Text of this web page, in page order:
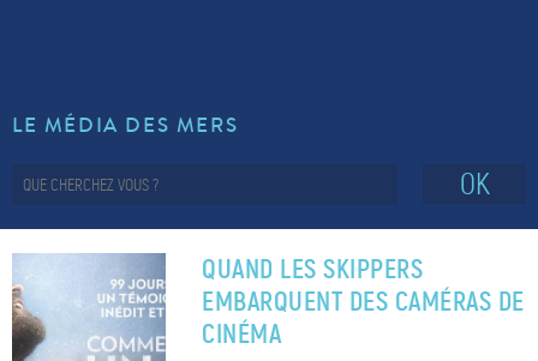
LE MÉDIA DES MERS
OK
QUAND LES SKIPPERS
EMBARQUENT DES CAMÉRAS DE
CINÉMA